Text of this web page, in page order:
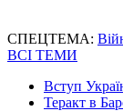
СПЕЦТЕМА:
ВСІ ТЕМИ
Вступ
Теракт в